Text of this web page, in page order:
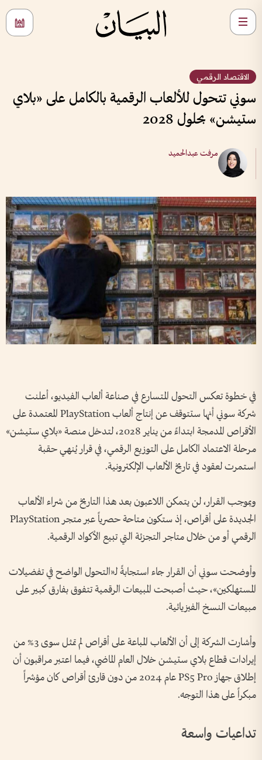
الاقتصاد الرقمي
سوني تتحول للألعاب الرقمية بالكامل على «بلاي
ستيشن» بحلول 2028
مرفت عبدالحميد
في خطوة تعكس التحول المتسارع في صناعة ألعاب الفيديو، أعلنت
شركة سوني أنها ستتوقف عن إنتاج ألعاب PlayStation المعتمدة على
الأقراص المدمجة ابتداءً من يناير 2028، لتدخل منصة «بلاي ستيشن»
مرحلة الاعتماد الكامل على التوزيع الرقمي، في قرار يُنهي حقبة
استمرت لعقود في تاريخ الألعاب الإلكترونية.
وبموجب القرار، لن يتمكن اللاعبون بعد هذا التاريخ من شراء الألعاب
الجديدة على أقراص، إذ ستكون متاحة حصرياً عبر متجر PlayStation
الرقمي أو من خلال متاجر التجزئة التي تبيع الأكواد الرقمية.
وأوضحت سوني أن القرار جاء استجابةً لـ«التحول الواضح في تفضيلات
المستهلكين»، حيث أصبحت المبيعات الرقمية تتفوق بفارق كبير على
مبيعات النسخ الفيزيائية.
وأشارت الشركة إلى أن الألعاب المباعة على أقراص لم تمثل سوى 3% من
إيرادات قطاع بلاي ستيشن خلال العام الماضي، فيما اعتبر مراقبون أن
إطلاق جهاز PS5 Pro عام 2024 من دون قارئ أقراص كان مؤشراً
مبكراً على هذا التوجه.
تداعيات واسعة